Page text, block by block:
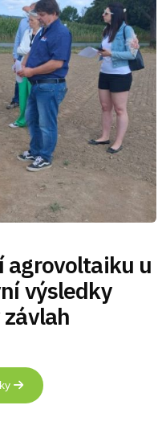
agrovoltaiku u
výsledky